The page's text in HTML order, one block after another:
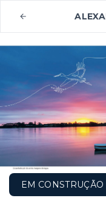
EM CONSTRUÇÃO